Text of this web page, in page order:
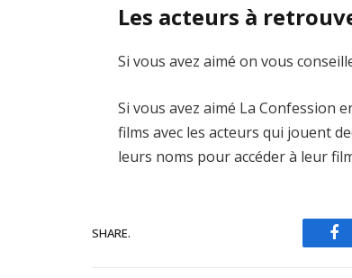
Les acteurs à
Si vous avez aimé on vous
Si vous avez aimé La Confession
films avec les acteurs qui jouent
leurs noms pour accéder à leur
SHARE.